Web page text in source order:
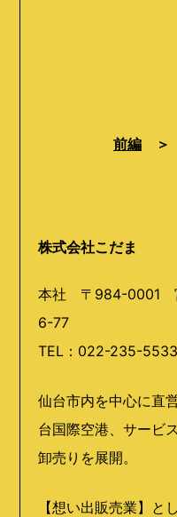
前編 ＞
株式会社こだま
本社 〒 984-0001
6-77
TEL： 022-235-5533
仙台市内を中心に直
台国際空港、サービ
卸売りを展開。
【想い出販売業】